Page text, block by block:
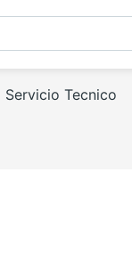
Servicio Tecnico